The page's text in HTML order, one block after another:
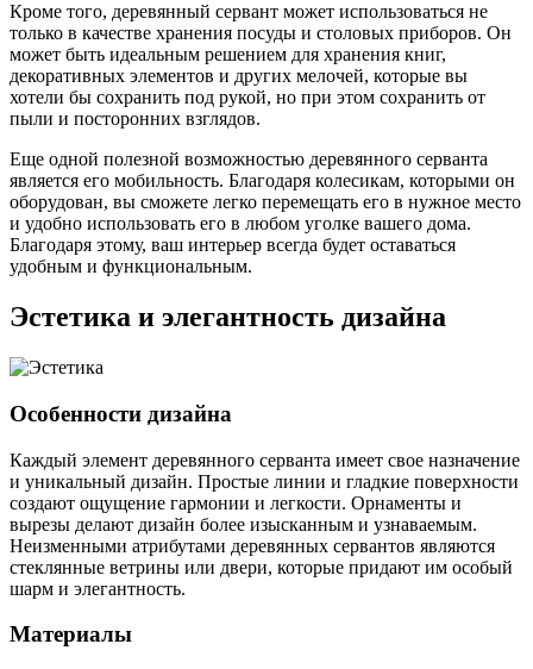
Кроме того, деревянный сервант может использоваться не
только в качестве хранения посуды и столовых приборов. Он
может быть идеальным решением для хранения книг,
декоративных элементов и других мелочей, которые вы
хотели бы сохранить под рукой, но при этом сохранить от
пыли и посторонних взглядов.
Еще одной полезной возможностью деревянного серванта
является его мобильность. Благодаря колесикам, которыми он
оборудован, вы сможете легко перемещать его в нужное место
и удобно использовать его в любом уголке вашего дома.
Благодаря этому, ваш интерьер всегда будет оставаться
удобным и функциональным.
Эстетика и элегантность дизайна
Особенности дизайна
Каждый элемент деревянного серванта имеет свое назначение
и уникальный дизайн. Простые линии и гладкие поверхности
создают ощущение гармонии и легкости. Орнаменты и
вырезы делают дизайн более изысканным и узнаваемым.
Неизменными атрибутами деревянных сервантов являются
стеклянные ветрины или двери, которые придают им особый
шарм и элегантность.
Материалы